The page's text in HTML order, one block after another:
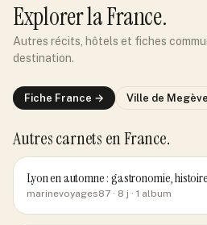
Explorerla France.
Autres récits, hôtels et fiches
destination.
Fiche France → Ville de Megève
Autres carnets en France.
Lyon en automne : gastronomie,
marinevoyages87 · 8 j · 1 album